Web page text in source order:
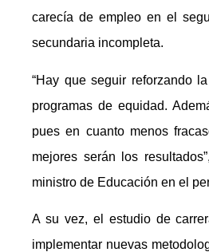
carecía de empleo en el
secundaria incompleta.
“Hay que seguir reforzando
programas de equidad.
pues en cuanto menos
mejores serán los
ministro de Educación en el
A su vez, el estudio de
implementar nuevas